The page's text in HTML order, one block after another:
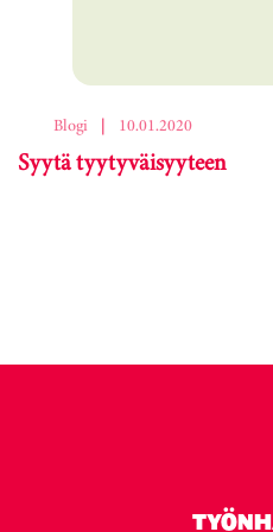
Ohita korttikaruselli
Blogi | 10.01.2020
Syytä tyytyväisyyteen